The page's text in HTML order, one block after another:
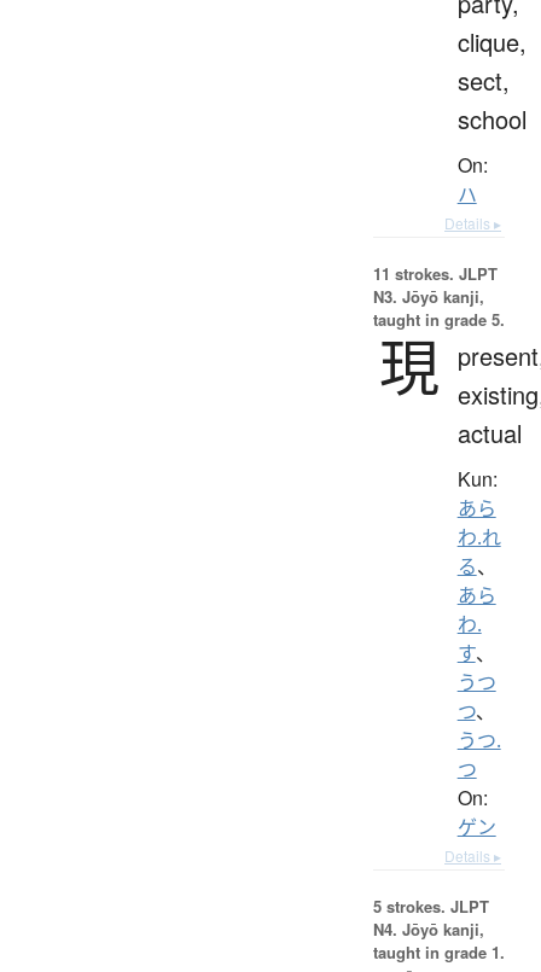
clique,
sect,
school
On:
ハ
Details ▸
11 strokes. JLPT
N3. Jōyō kanji,
taught in grade 5.
現
actual
Kun:
あら
わ.れ
る、
あら
わ.
す、
うつ
つ、
うつ.
つ
On:
ゲン
Details ▸
5 strokes. JLPT
N4. Jōyō kanji,
taught in grade 1.